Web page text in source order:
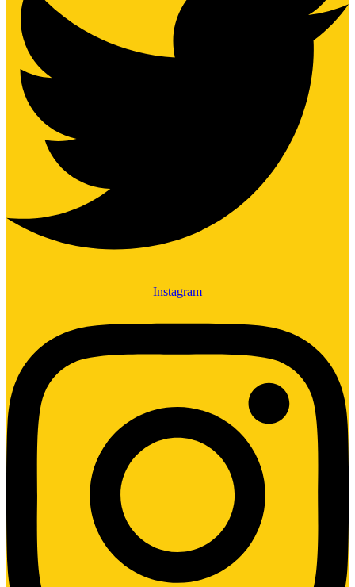
Instagram